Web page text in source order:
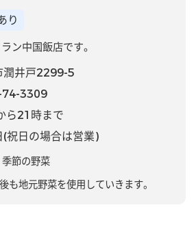
り
ン中国飯店です。
潤井戸2299-5
3309
ら21時まで
(祝日の場合は営業)
節の野菜
も地元野菜を使用していきます。